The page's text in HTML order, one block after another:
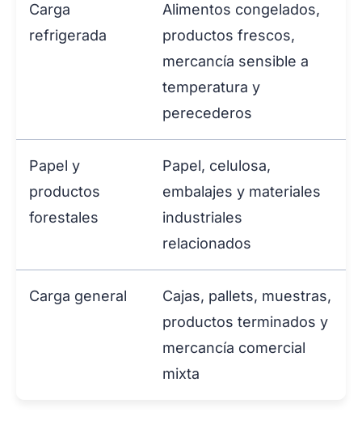
Carga
refrigerada
Alimentos congelados,
productos frescos,
mercancía sensible a
temperatura y
perecederos
Papel y
productos
forestales
Papel, celulosa,
embalajes y materiales
industriales
relacionados
Carga general
Cajas, pallets, muestras,
productos terminados y
mercancía comercial
mixta